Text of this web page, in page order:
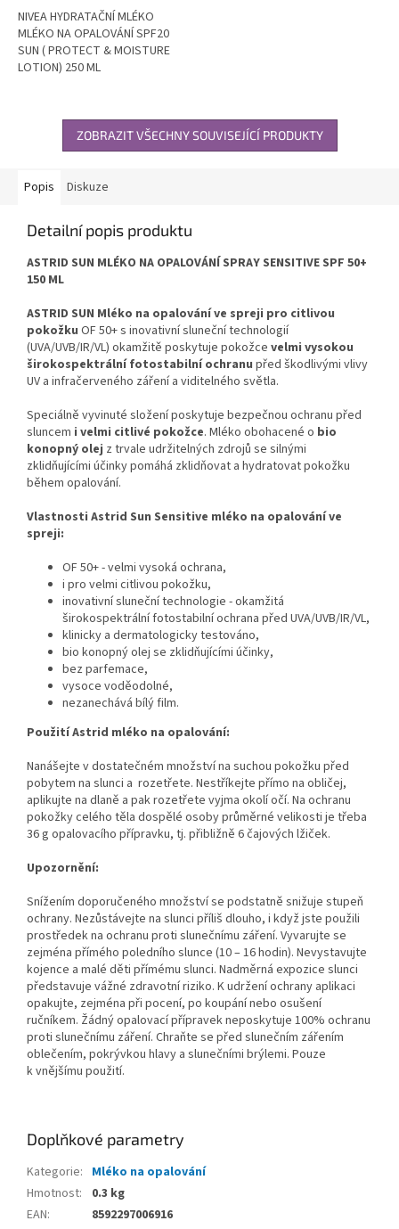
NIVEA HYDRATAČNÍ MLÉKO
MLÉKO NA OPALOVÁNÍ SPF20
SUN ( PROTECT & MOISTURE
LOTION) 250 ML
ZOBRAZIT VŠECHNY SOUVISEJÍCÍ PRODUKTY
Popis Diskuze
Detailní popis produktu
ASTRID SUN MLÉKO NA OPALOVÁNÍ SPRAY SENSITIVE SPF 50+
150 ML
ASTRID SUN Mléko na opalování ve spreji pro citlivou
pokožku OF 50+ s inovativní sluneční technologií
(UVA/UVB/IR/VL) okamžitě poskytuje pokožce velmi vysokou
širokospektrální fotostabilní ochranu před škodlivými vlivy
UV a infračerveného záření a viditelného světla.
Speciálně vyvinuté složení poskytuje bezpečnou ochranu před
sluncem i velmi citlivé pokožce. Mléko obohacené o bio
konopný olej z trvale udržitelných zdrojů se silnými
zklidňujícími účinky pomáhá zklidňovat a hydratovat pokožku
během opalování.
Vlastnosti Astrid Sun Sensitive mléko na opalování ve
spreji:
OF 50+ - velmi vysoká ochrana,
i pro velmi citlivou pokožku,
inovativní sluneční technologie - okamžitá
širokospektrální fotostabilní ochrana před UVA/UVB/IR/VL,
klinicky a dermatologicky testováno,
bio konopný olej se zklidňujícími účinky,
bez parfemace,
vysoce voděodolné,
nezanechává bílý film.
Použití Astrid mléko na opalování:
Nanášejte v dostatečném množství na suchou pokožku před
pobytem na slunci a rozetřete. Nestříkejte přímo na obličej,
aplikujte na dlaně a pak rozetřete vyjma okolí očí. Na ochranu
pokožky celého těla dospělé osoby průměrné velikosti je třeba
36 g opalovacího přípravku, tj. přibližně 6 čajových lžiček.
Upozornění:
Snížením doporučeného množství se podstatně snižuje stupeň
ochrany. Nezůstávejte na slunci příliš dlouho, i když jste použili
prostředek na ochranu proti slunečnímu záření. Vyvarujte se
zejména přímého poledního slunce (10 – 16 hodin). Nevystavujte
kojence a malé děti přímému slunci. Nadměrná expozice slunci
představuje vážné zdravotní riziko. K udržení ochrany aplikaci
opakujte, zejména při pocení, po koupání nebo osušení
ručníkem. Žádný opalovací přípravek neposkytuje 100% ochranu
proti slunečnímu záření. Chraňte se před slunečním zářením
oblečením, pokrývkou hlavy a slunečními brýlemi. Pouze
k vnějšímu použití.
Doplňkové parametry
Kategorie: Mléko na opalování
Hmotnost:
0.3 kg
EAN: 8592297006916